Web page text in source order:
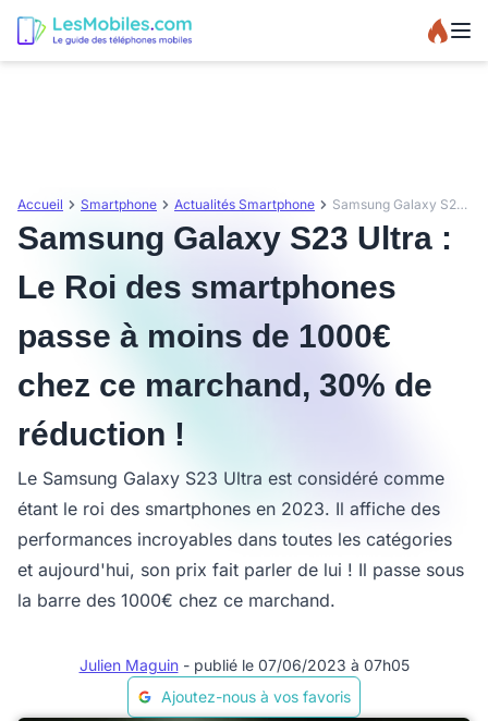
Accueil Smartphone Actualités Smartphone Samsung Galaxy S23 Ultra : Le Roi des smartphones passe à moins de 1000€ chez ce marchand, 30% de réduction !
Samsung Galaxy S23 Ultra :
Le Roi des smartphones
passe à moins de 1000€
chez ce marchand, 30% de
réduction !
Le Samsung Galaxy S23 Ultra est considéré comme
étant le roi des smartphones en 2023. Il affiche des
performances incroyables dans toutes les catégories
et aujourd'hui, son prix fait parler de lui ! Il passe sous
la barre des 1000€ chez ce marchand.
Julien Maguin - publié le 07/06/2023 à 07h05
Ajoutez-nous à vos favoris